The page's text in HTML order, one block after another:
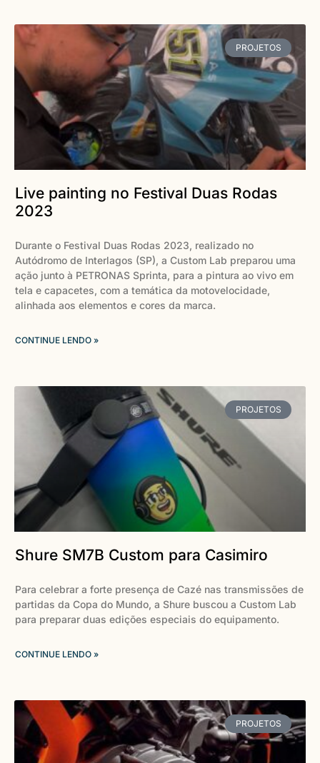
PROJETOS
Live painting no Festival Duas Rodas
2023
Durante o Festival Duas Rodas 2023, realizado no
Autódromo de Interlagos (SP), a Custom Lab preparou uma
ação junto à PETRONAS Sprinta, para a pintura ao vivo em
tela e capacetes, com a temática da motovelocidade,
alinhada aos elementos e cores da marca.
CONTINUE LENDO »
PROJETOS
Shure SM7B Custom para Casimiro
Para celebrar a forte presença de Cazé nas transmissões de
partidas da Copa do Mundo, a Shure buscou a Custom Lab
para preparar duas edições especiais do equipamento.
CONTINUE LENDO »
PROJETOS